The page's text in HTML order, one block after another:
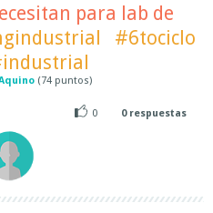
para lab de
#6tociclo
(74 puntos)
0
0respuestas